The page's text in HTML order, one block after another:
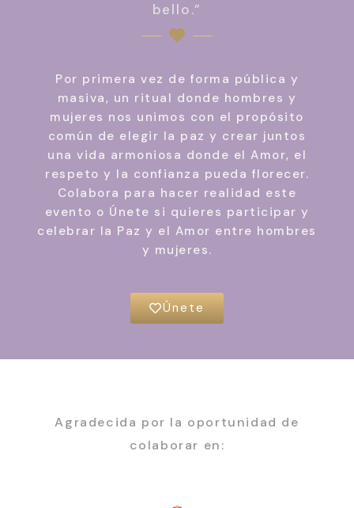
bello.”
Por primera vez de forma pública y
masiva, un ritual donde hombres y
mujeres nos unimos con el propósito
común de elegir la paz y crear juntos
una vida armoniosa donde el Amor, el
respeto y la confianza pueda florecer.
Colabora para hacer realidad este
evento o Únete si quieres participar y
celebrar la Paz y el Amor entre hombres
y mujeres.
Únete
Agradecida por la oportunidad de
colaborar en: